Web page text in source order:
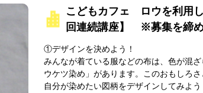
こどもカフェ ロウを利用
回連続講座】 ※募集を締
①デザインを決めよう！
みんなが着ている服などの布は、色が混
ウケツ染め」があります。このおもしろ
自分が染めたい図柄をデザインしてみよう